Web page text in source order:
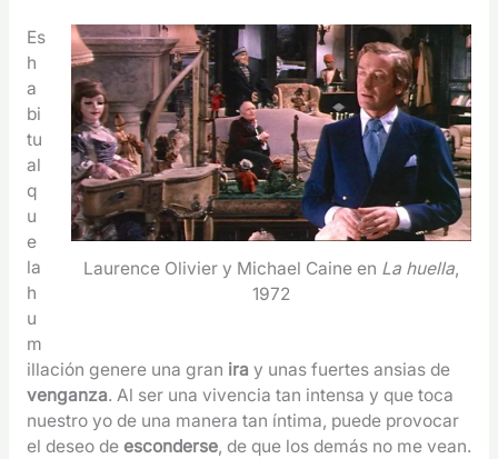
Laurence Olivier y Michael Caine en La huella,
1972
Es
h
a
bi
tu
al
q
u
e
la
h
u
m
illación genere una gran ira y unas fuertes ansias de
venganza. Al ser una vivencia tan intensa y que toca
nuestro yo de una manera tan íntima, puede provocar
el deseo de esconderse, de que los demás no me vean.